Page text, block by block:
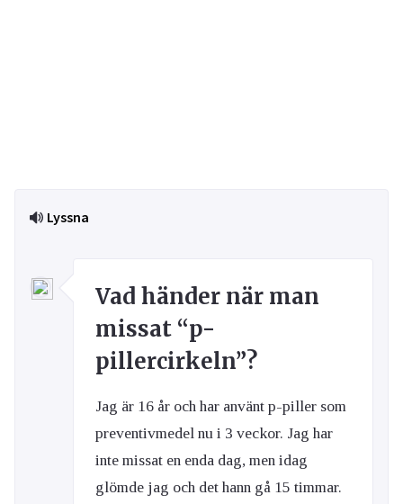
Lyssna
Vad händer när man
missat “p-
pillercirkeln”?
Jag är 16 år och har använt p-piller som
preventivmedel nu i 3 veckor. Jag har
inte missat en enda dag, men idag
glömde jag och det hann gå 15 timmar.